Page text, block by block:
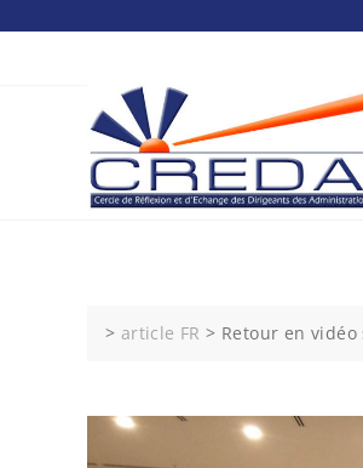
> article FR > Retour en